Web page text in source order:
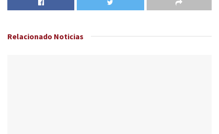
Relacionado Noticias